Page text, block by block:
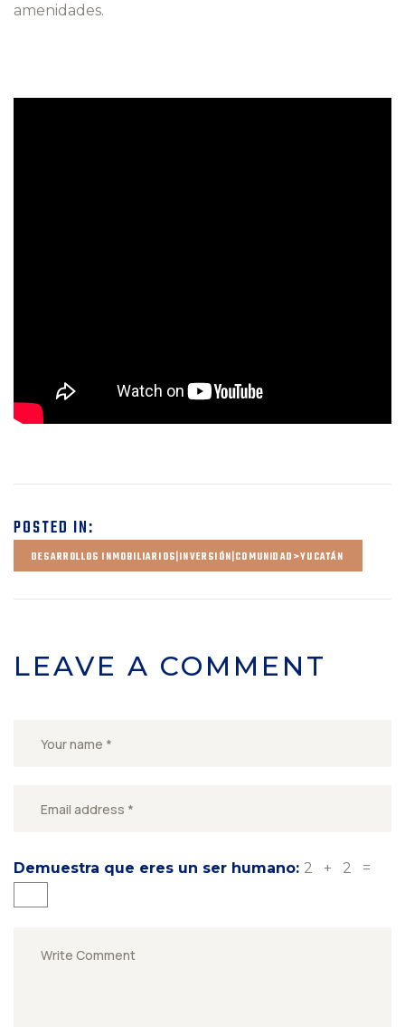
amenidades.
POSTED IN:
DESARROLLOS INMOBILIARIOS|INVERSIÓN|COMUNIDAD>YUCATÁN
LEAVE A COMMENT
Demuestra que eres un ser humano: 2 + 2 =